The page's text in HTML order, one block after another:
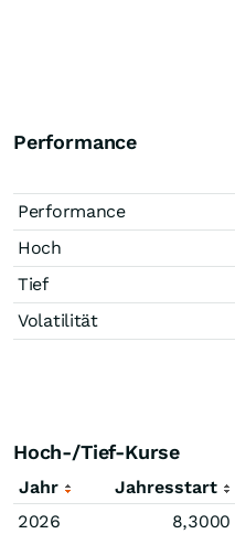
Performance
Performance
Hoch
Tief
Volatilität
Hoch-/Tief-Kurse
Jahr Jahresstart
2026
8,3000